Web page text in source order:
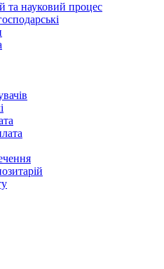
та науковий процес